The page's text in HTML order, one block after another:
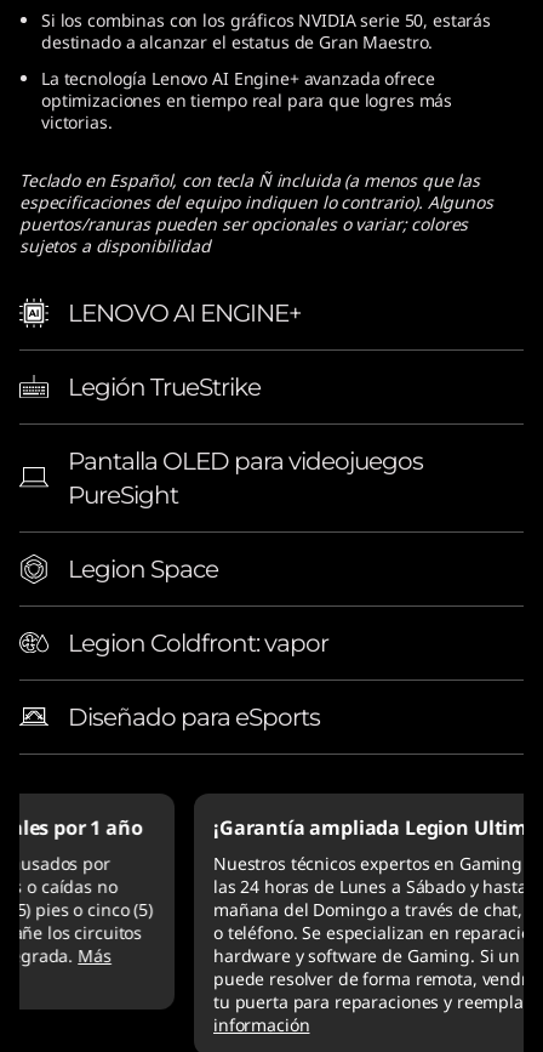
Si los combinas con los gráficos NVIDIA serie 50, estarás
destinado a alcanzar el estatus de Gran Maestro.
La tecnología Lenovo AI Engine+ avanzada ofrece
optimizaciones en tiempo real para que logres más
victorias.
Teclado en Español, con tecla Ñ incluida (a menos que las
especificaciones del equipo indiquen lo contrario). Algunos
puertos/ranuras pueden ser opcionales o variar; colores
sujetos a disponibilidad
LENOVO AI ENGINE+
Legión TrueStrike
Pantalla OLED para videojuegos
PureSight
Legion Space
Legion Coldfront: vapor
Diseñado para eSports
¡Garantía ampliada Legion Ultimate Support!
Nuestros técnicos expertos en Gaming están ahí para ti
las 24 horas de Lunes a Sábado y hasta las 6 de la
mañana del Domingo a través de chat, correo electrónico
o teléfono. Se especializan en reparaciones remotas de
hardware y software de Gaming. Si un problema no se
puede resolver de forma remota, vendrán directamente a
tu puerta para reparaciones y reemplazos rápidos. Más